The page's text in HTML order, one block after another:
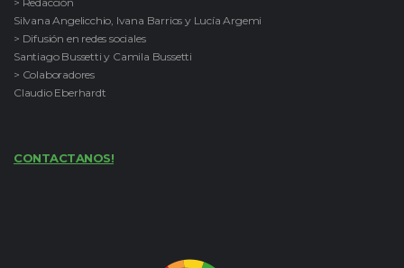
Silvana Angelicchio, Ivana Barrios y Lucía Argemi
> Difusión en redes sociales
Santiago Bussetti y Camila Bussetti
> Colaboradores
Claudio Eberhardt
CONTACTANOS!